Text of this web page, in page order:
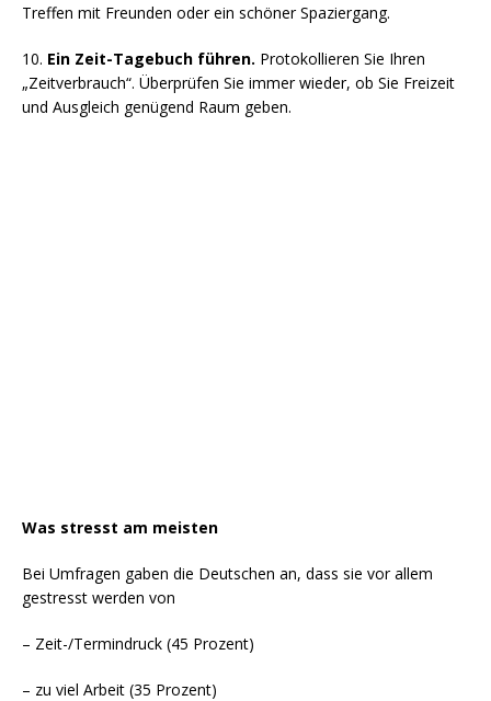
Treffen mit Freunden oder ein schöner Spaziergang.
10. Ein Zeit-Tagebuch führen. Protokollieren Sie Ihren
„Zeitverbrauch“. Überprüfen Sie immer wieder, ob Sie Freizeit
und Ausgleich genügend Raum geben.
Was stresst am meisten
Bei Umfragen gaben die Deutschen an, dass sie vor allem
gestresst werden von
– Zeit-/Termindruck (45 Prozent)
– zu viel Arbeit (35 Prozent)